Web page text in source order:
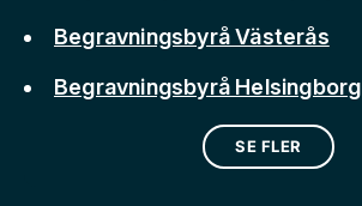
Begravningsbyrå Västerås
Begravningsbyrå Helsingborg
SE FLER